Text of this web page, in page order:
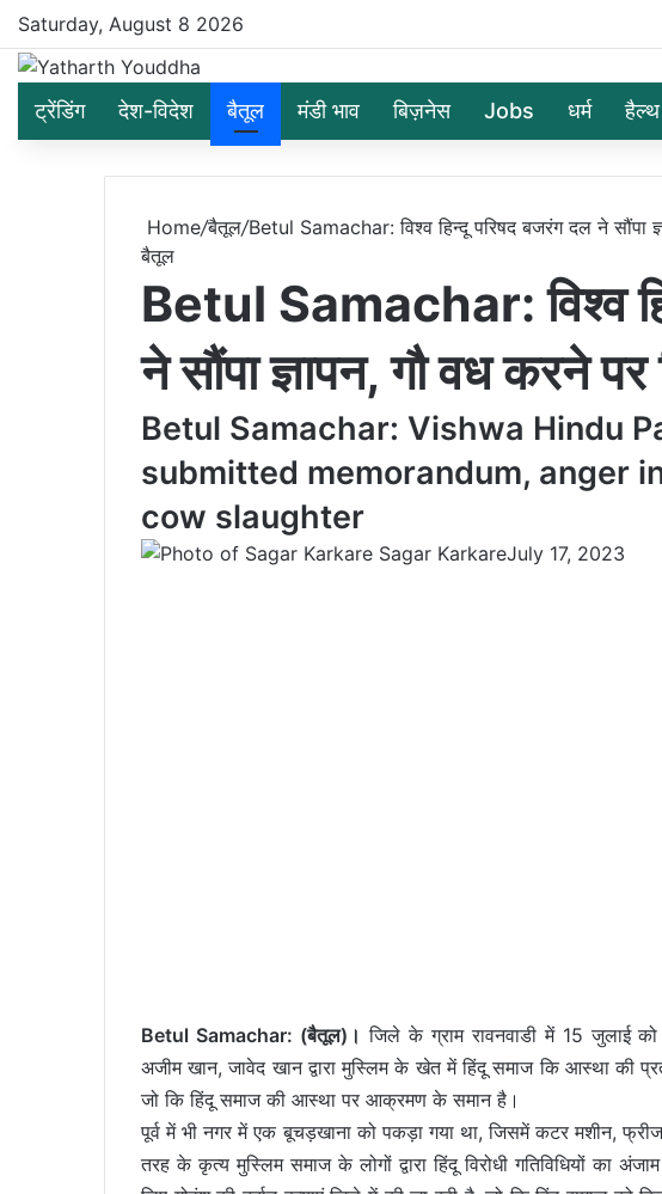
Saturday, August 8 2026
ट्रेंडिंग देश-विदेश बैतूल मंडी भाव बिज़नेस Jobs धर्म हैल्थ
Home/बैतूल/Betul Samachar: विश्व हिन्दू परिषद बजरंग दल ने सौंपा
बैतूल
Betul Samachar: विश्व
ने सौंपा ज्ञापन, गौ वध करने
Betul Samachar: Vishwa Hindu
submitted memorandum, anger
cow slaughter
Sagar KarkareJuly 17, 2023
Betul Samachar: (बैतूल)। जिले के ग्राम रावनवाडी में 15 जुलाई
अजीम खान, जावेद खान द्वारा मुस्लिम के खेत में हिंदू समाज कि आस्था की
जो कि हिंदू समाज की आस्था पर आक्रमण के समान है।
पूर्व में भी नगर में एक बूचड़खाना को पकड़ा गया था, जिसमें कटर मशीन,
तरह के कृत्य मुस्लिम समाज के लोगों द्वारा हिंदू विरोधी गतिविधियों का